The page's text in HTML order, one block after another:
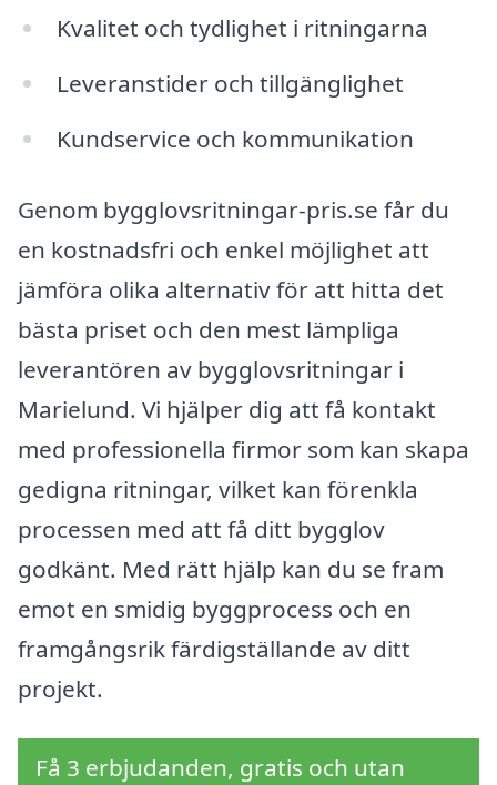
Kvalitet och tydlighet i ritningarna
Leveranstider och tillgänglighet
Kundservice och kommunikation
Genom bygglovsritningar-pris.se får du
en kostnadsfri och enkel möjlighet att
jämföra olika alternativ för att hitta det
bästa priset och den mest lämpliga
leverantören av bygglovsritningar i
Marielund. Vi hjälper dig att få kontakt
med professionella firmor som kan skapa
gedigna ritningar, vilket kan förenkla
processen med att få ditt bygglov
godkänt. Med rätt hjälp kan du se fram
emot en smidig byggprocess och en
framgångsrik färdigställande av ditt
projekt.
Få 3 erbjudanden, gratis och utan